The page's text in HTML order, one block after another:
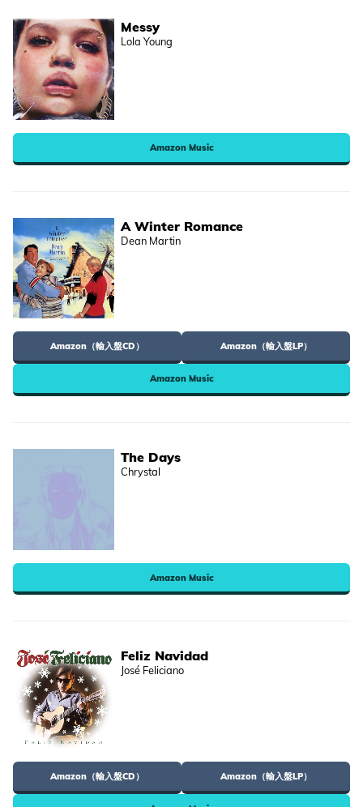
Messy
Lola Young
Amazon Music
A Winter Romance
Dean Martin
Amazon（輸入盤CD） Amazon（輸入盤LP）
Amazon Music
The Days
Chrystal
Amazon Music
Feliz Navidad
José Feliciano
Amazon（輸入盤CD） Amazon（輸入盤LP）